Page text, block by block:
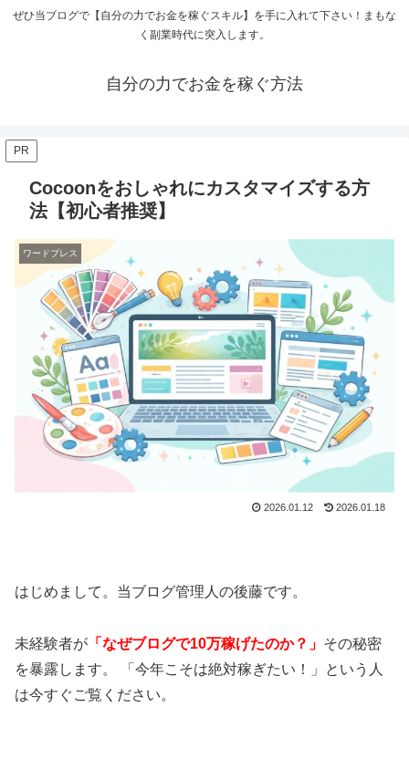
ぜひ当ブログで【自分の力でお金を稼ぐスキル】を手に入れて下さい！まもな
く副業時代に突入します。
自分の力でお金を稼ぐ方法
PR
Cocoonをおしゃれにカスタマイズする方
法【初心者推奨】
ワードプレス
2026.01.12 2026.01.18
はじめまして。当ブログ管理人の後藤です。
未経験者が 「なぜブログで10万稼げたのか？」 その秘密
を暴露します。 「今年こそは絶対稼ぎたい！」という人
は今すぐご覧ください。